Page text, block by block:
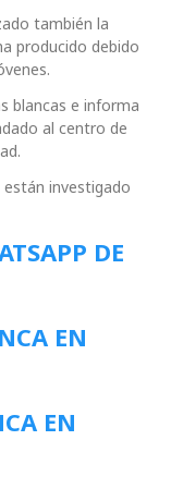
también la
producido debido
blancas e informa
al centro de
investigado
DE
EN
EN